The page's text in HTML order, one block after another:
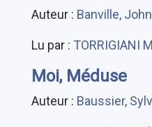
Auteur : Banville, John
Lu par : TORRIGIANI
Moi, Méduse
Auteur : Baussier,